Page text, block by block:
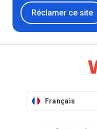
Réclamer ce site
Français